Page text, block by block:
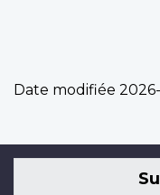
Date modifiée